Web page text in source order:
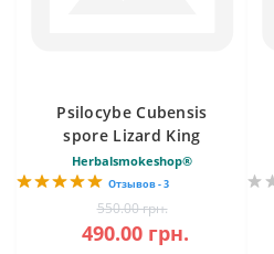
Psilocybe Cubensis
spore Lizard King
Herbalsmokeshop®
Отзывов - 3
550.00 грн.
490.00 грн.